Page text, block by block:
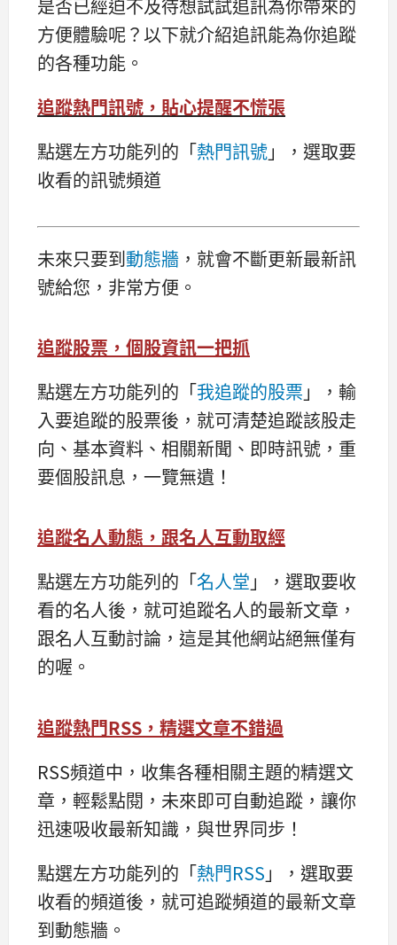
是否已經迫不及待想試試追訊為你帶來的
方便體驗呢？以下就介紹追訊能為你追蹤
的各種功能。
追蹤熱門訊號，貼心提醒不慌張
點選左方功能列的「熱門訊號」，選取要
收看的訊號頻道
未來只要到動態牆 ，就會不斷更新最新訊
號給您，非常方便。
追蹤股票，個股資訊一把抓
點選左方功能列的「我追蹤的股票 」，輸
入要追蹤的股票後，就可清楚追蹤該股走
向、基本資料、相關新聞、即時訊號，重
要個股訊息，一覽無遺！
追蹤名人動態，跟名人互動取經
點選左方功能列的「名人堂 」，選取要收
看的名人後，就可追蹤名人的最新文章，
跟名人互動討論，這是其他網站絕無僅有
的喔。
追蹤熱門RSS ，精選文章不錯過
RSS頻道中，收集各種相關主題的精選文
章，輕鬆點閱，未來即可自動追蹤，讓你
迅速吸收最新知識，與世界同步！
點選左方功能列的「熱門RSS 」，選取要
收看的頻道後，就可追蹤頻道的最新文章
到動態牆。